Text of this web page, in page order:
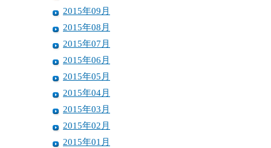
2015年09月
2015年08月
2015年07月
2015年06月
2015年05月
2015年04月
2015年03月
2015年02月
2015年01月